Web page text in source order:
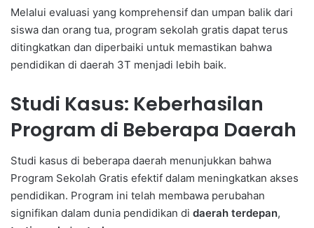
Melalui evaluasi yang komprehensif dan umpan balik dari
siswa dan orang tua, program sekolah gratis dapat terus
ditingkatkan dan diperbaiki untuk memastikan bahwa
pendidikan di daerah 3T menjadi lebih baik.
Studi Kasus: Keberhasilan
Program di Beberapa Daerah
Studi kasus di beberapa daerah menunjukkan bahwa
Program Sekolah Gratis efektif dalam meningkatkan akses
pendidikan. Program ini telah membawa perubahan
signifikan dalam dunia pendidikan di daerah terdepan,